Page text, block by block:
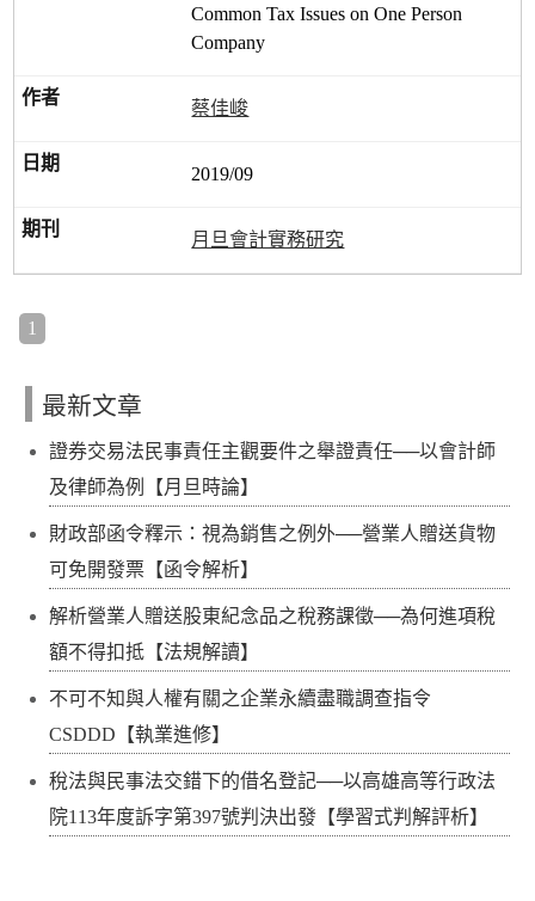
Common Tax Issues on One Person
Company
蔡佳峻
2019/09
月旦會計實務研究
1
最新文章
證券交易法民事責任主觀要件之舉證責任──以會計師
及律師為例【月旦時論】
財政部函令釋示：視為銷售之例外──營業人贈送貨物
可免開發票【函令解析】
解析營業人贈送股東紀念品之稅務課徵──為何進項稅
額不得扣抵【法規解讀】
不可不知與人權有關之企業永續盡職調查指令
CSDDD【執業進修】
稅法與民事法交錯下的借名登記──以高雄高等行政法
院113年度訴字第397號判決出發【學習式判解評析】